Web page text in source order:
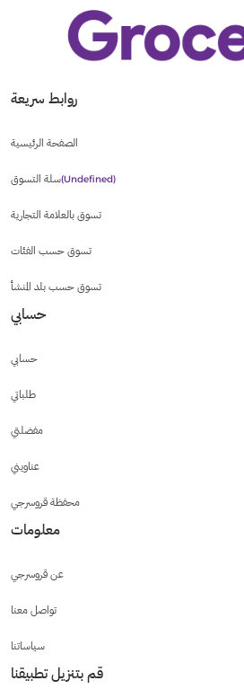
روابط سريعة
الصفحة الرئيسية
سلة التسوق(undefined)
تسوق بالعلامة التجارية
تسوق حسب الفئات
تسوق حسب بلد المنشأ
حسابي
حسابي
طلباتي
مفضلتي
عناويني
محفظة قروسرجي
معلومات
عن قروسرجي
تواصل معنا
سياساتنا
قم بتنزيل تطبيقنا